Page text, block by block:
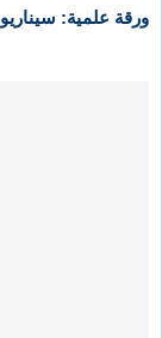
ورقة علمية: